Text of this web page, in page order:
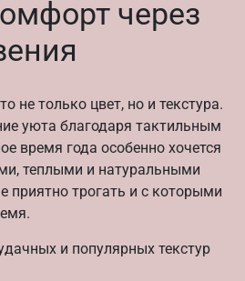
через
не только цвет, но и текстура.
уюта благодаря тактильным
время года особенно хочется
теплыми и натуральными
приятно трогать и с которыми
и популярных текстур